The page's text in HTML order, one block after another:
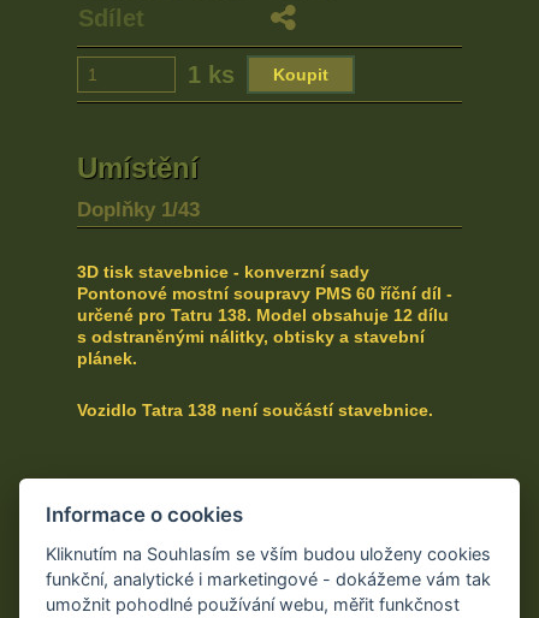
Sdílet
1 ks
Umístění
Doplňky 1/43
3D tisk stavebnice - konverzní sady
Pontonové mostní soupravy PMS 60 říční díl -
určené pro Tatru 138. Model obsahuje 12 dílu
s odstraněnými nálitky, obtisky a stavební
plánek.
Vozidlo Tatra 138 není součástí stavebnice.
Informace o cookies
Kliknutím na Souhlasím se vším budou uloženy cookies
funkční, analytické i marketingové - dokážeme vám tak
umožnit pohodlné používání webu, měřit funkčnost